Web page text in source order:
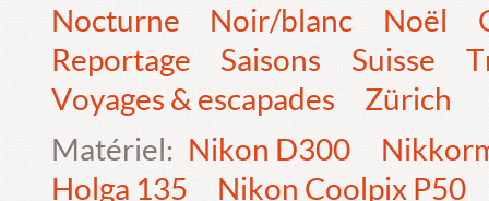
Nocturne
Noir/blanc Noël
Reportage
Saisons Suisse
Voyages & escapades
Zürich
Matériel: Nikon D300
Holga 135
Nikon Coolpix P50